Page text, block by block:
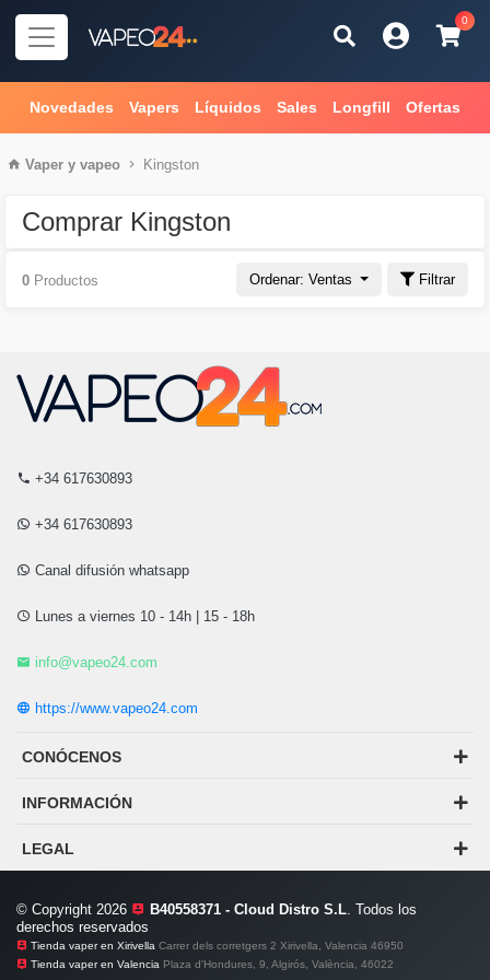
0
Novedades Vapers Líquidos Sales Longfill Ofertas
Vaper y vapeo Kingston
Comprar Kingston
Ordenar: Ventas Filtrar
0 Productos
+34 617630893
+34 617630893
Canal difusión whatsapp
Lunes a viernes 10 - 14h | 15 - 18h
info@vapeo24.com
https://www.vapeo24.com
CONÓCENOS
INFORMACIÓN
LEGAL
© Copyright 2026 B40558371 - Cloud Distro S.L. Todos los
derechos reservados
Tienda vaper en Xirivella Carrer dels corretgers 2 Xirivella, Valencia 46950
Tienda vaper en Valencia Plaza d'Hondures, 9, Algirós, València, 46022